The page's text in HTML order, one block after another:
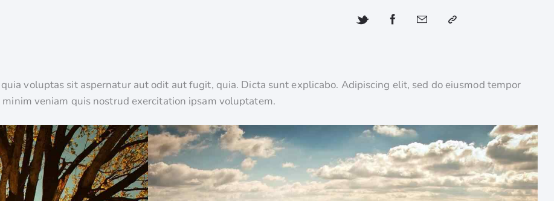
voluptas sit aspernatur aut odit aut fugit, quia. Dicta sunt explicabo. Adipiscing elit, sed do eiusmod tempor
veniam quis nostrud exercitation ipsam voluptatem.